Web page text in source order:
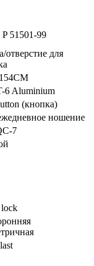
51501-99
отверстие для
6 Aluminium
(кнопка)
ношение
7